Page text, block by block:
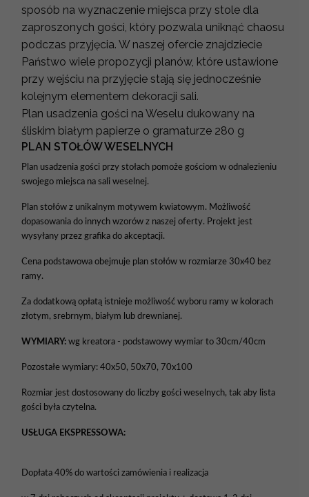
sposób na wyznaczenie miejsca przy stole dla
zaproszonych gości, który pozwala uniknąć chaosu
podczas przyjęcia. W naszej ofercie znajdziecie
Państwo wiele propozycji planów, które ustawione
przy wejściu na przyjęcie stają się jednocześnie
kolejnym elementem dekoracji sali.
Plan usadzenia gości na Weselu dukowany na
śliskim białym papierze o gramaturze 280 g
PLAN STOŁÓW WESELNYCH
Plan usadzenia gości przy stołach pomoże gościom w odnalezieniu
swojego miejsca na sali weselnej.
Plan stołów z unikalnym motywem kwiatowym. Możliwość
dopasowania do innych wzorów z naszej oferty. Projekt jest
wysyłany przez grafika do akceptacji.
Cena podstawowa obejmuje plan stołów w rozmiarze 30x40 bez
ramy.
Za dodatkową opłatą istnieje możliwość wyboru ramy w kolorach
złotym, srebrnym, białym lub drewnianej.
WYMIARY: wg kreatora - podstawowy wymiar to 30cm/40cm
Pozostałe wymiary: 40x50, 50x70, 70x100
Rozmiar jest dostosowany do liczby gości weselnych, tak aby lista
gości była czytelna.
USŁUGA EKSPRESSOWA:
Dopłata 40% do wartości zamówienia i realizacja